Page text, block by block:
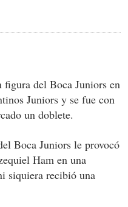
figura del Boca Juniors en
Juniors y se fue con
un doblete.
Boca Juniors le provocó
Ham en una
siquiera recibió una